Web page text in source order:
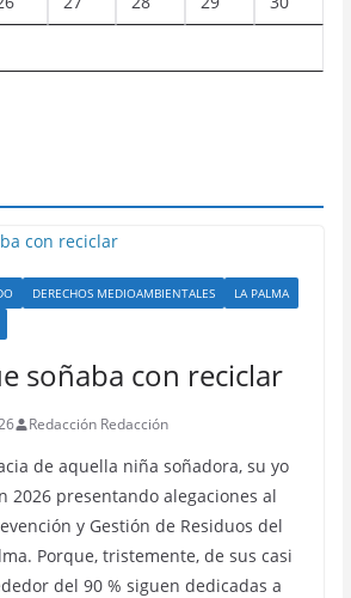
DERECHOS MEDIOAMBIENTALES
LA PALMA
soñaba con reciclar
Redacción Redacción
de aquella niña soñadora, su yo
2026 presentando alegaciones al
y Gestión de Residuos del
Porque, tristemente, de sus casi
del 90 % siguen dedicadas a